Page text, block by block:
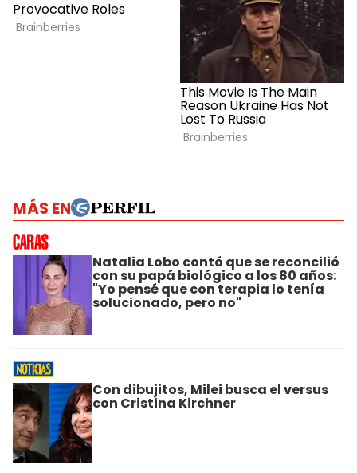
MÁS EN
Natalia Lobo contó que se reconcilió
con su papá biológico a los 80 años:
"Yo pensé que con terapia lo tenía
solucionado, pero no"
Con dibujitos, Milei busca el versus
con Cristina Kirchner